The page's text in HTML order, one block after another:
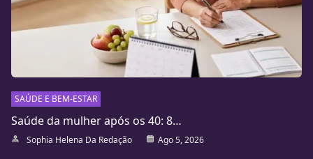
SAÚDE E BEM-ESTAR
Saúde da mulher após os 40: 8…
Sophia Helena Da Redação Ago 5, 2026